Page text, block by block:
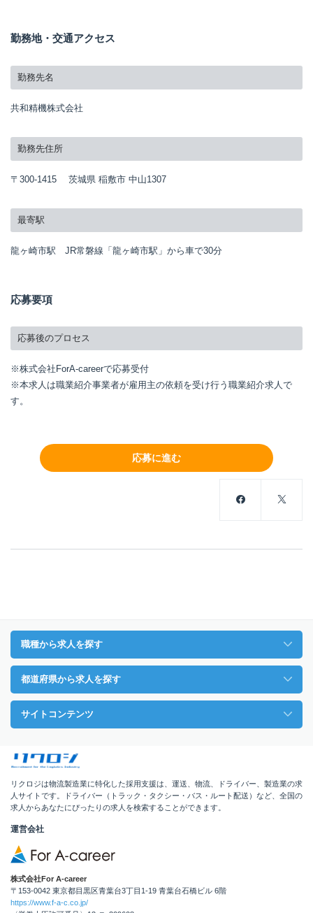
勤務地・交通アクセス
勤務先名
共和精機株式会社
勤務先住所
〒300-1415 茨城県 稲敷市 中山1307
最寄駅
龍ヶ崎市駅 JR常磐線「龍ヶ崎市駅」から車で30分
応募要項
応募後のプロセス
※株式会社ForA-careerで応募受付
※本求人は職業紹介事業者が雇用主の依頼を受け行う職業紹介求人で
す。
応募に進む
リクロジは物流製造業に特化した採用支援は、運送、物流、ドライバー、製造業の求
人サイトです。ドライバー（トラック・タクシー・バス・ルート配送）など、全国の
求人からあなたにぴったりの求人を検索することができます。
運営会社
株式会社For A-career
〒153-0042 東京都目黒区青葉台3丁目1-19 青葉台石橋ビル 6階
https://www.f-a-c.co.jp/
職種から求人を探す
都道府県から求人を探す
サイトコンテンツ